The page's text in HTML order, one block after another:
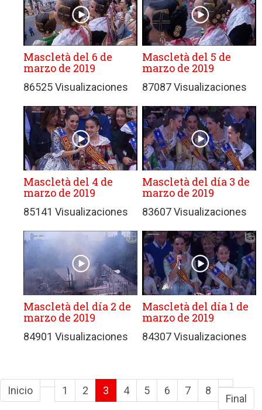
Mascletà del 6 de
marzo de 2019
86525 Visualizaciones
Mascletà del 5 de
marzo de 2019
87087 Visualizaciones
Mascletà del 4 de
marzo de 2019
85141 Visualizaciones
Mascletà del día 3 de
marzo de 2019
83607 Visualizaciones
Mascletà del día 2 de
marzo de 2019
84901 Visualizaciones
Mascletà del día 1 de
marzo de 2019
84307 Visualizaciones
Inicio 1 2 3 4 5 6 7 8
Final